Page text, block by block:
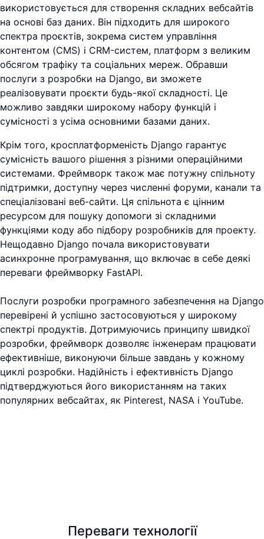
використовується для створення складних вебсайтів
на основі баз даних. Він підходить для широкого
спектра проєктів, зокрема систем управління
контентом (CMS) і CRM-систем, платформ з великим
обсягом трафіку та соціальних мереж. Обравши
послуги з розробки на Django, ви зможете
реалізовувати проєкти будь-якої складності. Це
можливо завдяки широкому набору функцій і
сумісності з усіма основними базами даних.
Крім того, кросплатформеність Django гарантує
сумісність вашого рішення з різними операційними
системами. Фреймворк також має потужну спільноту
підтримки, доступну через численні форуми, канали та
спеціалізовані веб-сайти. Ця спільнота є цінним
ресурсом для пошуку допомоги зі складними
функціями коду або підбору розробників для проекту.
Нещодавно Django почала використовувати
асинхронне програмування, що включає в себе деякі
переваги фреймворку FastAPI.
Послуги розробки програмного забезпечення на Django
перевірені й успішно застосовуються у широкому
спектрі продуктів. Дотримуючись принципу швидкої
розробки, фреймворк дозволяє інженерам працювати
ефективніше, виконуючи більше завдань у кожному
циклі розробки. Надійність і ефективність Django
підтверджуються його використанням на таких
популярних вебсайтах, як Pinterest, NASA і YouTube.
Переваги технології